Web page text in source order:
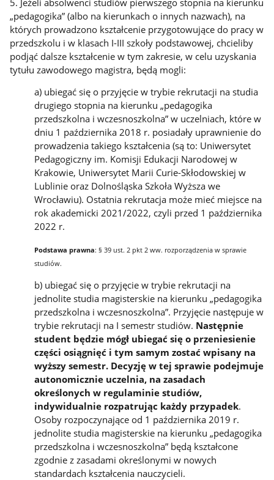
„pedagogika” (albo na kierunkach o innych nazwach), na
których prowadzono kształcenie przygotowujące do pracy w
przedszkolu i w klasach I-III szkoły podstawowej, chcieliby
podjąć dalsze kształcenie w tym zakresie, w celu uzyskania
tytułu zawodowego magistra, będą mogli:
a) ubiegać się o przyjęcie w trybie rekrutacji na studia
drugiego stopnia na kierunku „pedagogika
przedszkolna i wczesnoszkolna” w uczelniach, które w
dniu 1 października 2018 r. posiadały uprawnienie do
prowadzenia takiego kształcenia (są to: Uniwersytet
Pedagogiczny im. Komisji Edukacji Narodowej w
Krakowie, Uniwersytet Marii Curie-Skłodowskiej w
Lublinie oraz Dolnośląska Szkoła Wyższa we
Wrocławiu). Ostatnia rekrutacja może mieć miejsce na
rok akademicki 2021/2022, czyli przed 1 października
2022 r.
Podstawa prawna: § 39 ust. 2 pkt 2 ww. rozporządzenia w sprawie
studiów.
b) ubiegać się o przyjęcie w trybie rekrutacji na
jednolite studia magisterskie na kierunku „pedagogika
przedszkolna i wczesnoszkolna”. Przyjęcie następuje w
trybie rekrutacji na I semestr studiów. Następnie
student będzie mógł ubiegać się o przeniesienie
części osiągnięć i tym samym zostać wpisany na
wyższy semestr. Decyzję w tej sprawie podejmuje
autonomicznie uczelnia, na zasadach
określonych w regulaminie studiów,
indywidualnie rozpatrując każdy przypadek.
Osoby rozpoczynające od 1 października 2019 r.
jednolite studia magisterskie na kierunku „pedagogika
przedszkolna i wczesnoszkolna” będą kształcone
zgodnie z zasadami określonymi w nowych
standardach kształcenia nauczycieli.